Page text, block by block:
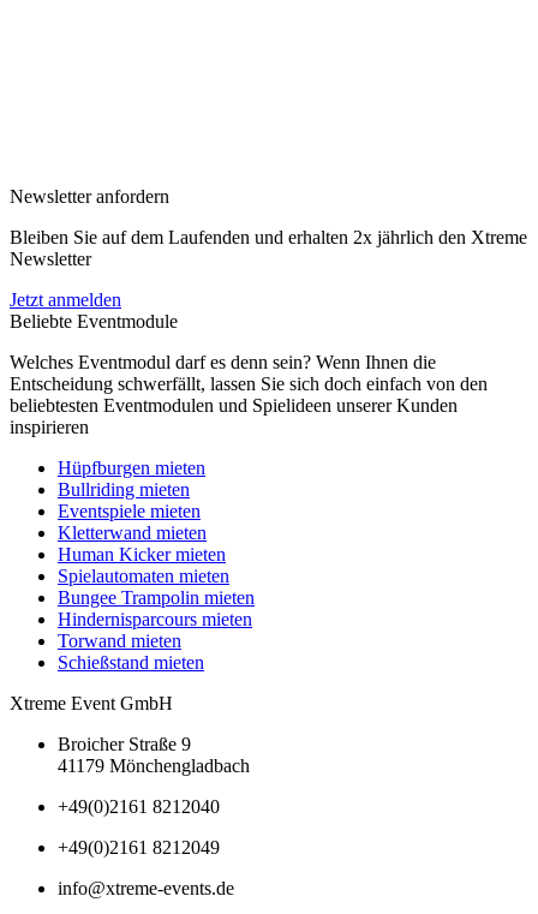
Newsletter anfordern
Bleiben Sie auf dem Laufenden und erhalten 2x jährlich den Xtreme
Newsletter
Jetzt anmelden
Beliebte Eventmodule
Welches Eventmodul darf es denn sein? Wenn Ihnen die
Entscheidung schwerfällt, lassen Sie sich doch einfach von den
beliebtesten Eventmodulen und Spielideen unserer Kunden
inspirieren
Hüpfburgen mieten
Bullriding mieten
Eventspiele mieten
Kletterwand mieten
Human Kicker mieten
Spielautomaten mieten
Bungee Trampolin mieten
Hindernisparcours mieten
Torwand mieten
Schießstand mieten
Xtreme Event GmbH
Broicher Straße 9
41179 Mönchengladbach
+49(0)2161 8212040
+49(0)2161 8212049
info@xtreme-events.de